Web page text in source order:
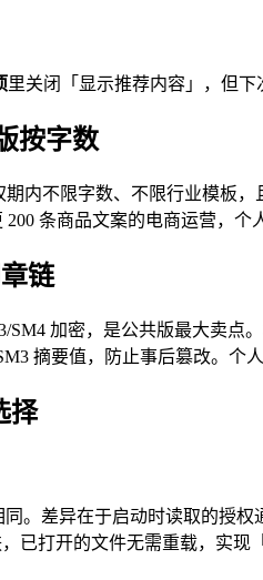
里关闭「显示推荐内容」，但下
按字数
期内不限字数、不限行业模板
条商品文案的电商运营，
链
SM4 加密，是公共版最大卖点
摘要值，防止事后篡改。
择
。差异在于启动时读取的授
已打开的文件无需重载，实现